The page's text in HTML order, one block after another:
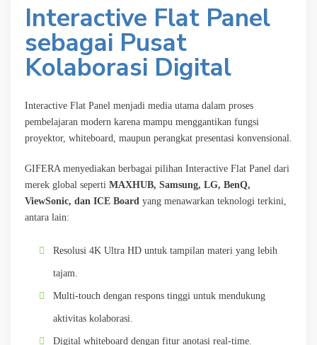
Interactive Flat Panel
sebagai Pusat
Kolaborasi Digital
Interactive Flat Panel menjadi media utama dalam proses
pembelajaran modern karena mampu menggantikan fungsi
proyektor, whiteboard, maupun perangkat presentasi konvensional.
GIFERA menyediakan berbagai pilihan Interactive Flat Panel dari
merek global seperti MAXHUB, Samsung, LG, BenQ,
ViewSonic, dan ICE Board yang menawarkan teknologi terkini,
antara lain:
Resolusi 4K Ultra HD untuk tampilan materi yang lebih
tajam.
Multi-touch dengan respons tinggi untuk mendukung
aktivitas kolaborasi.
Digital whiteboard dengan fitur anotasi real-time.